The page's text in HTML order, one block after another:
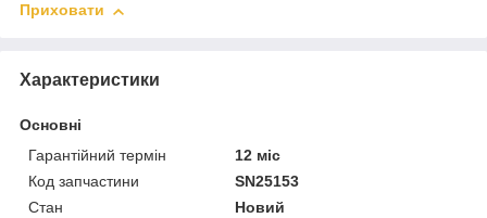
Приховати
Характеристики
Основні
Гарантійний термін
12 міс
Код запчастини
SN25153
Стан
Новий